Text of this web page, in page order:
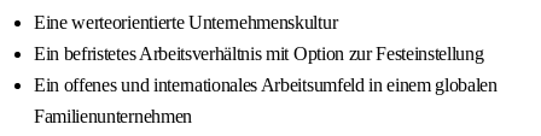
Eine werteorientierte Unternehmenskultur
Ein befristetes Arbeitsverhältnis mit Option zur Festeinstellung
Ein offenes und internationales Arbeitsumfeld in einem globalen
Familienunternehmen